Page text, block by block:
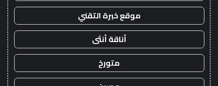
موقع خبرة التقني
أناقة أنثى
متورخ